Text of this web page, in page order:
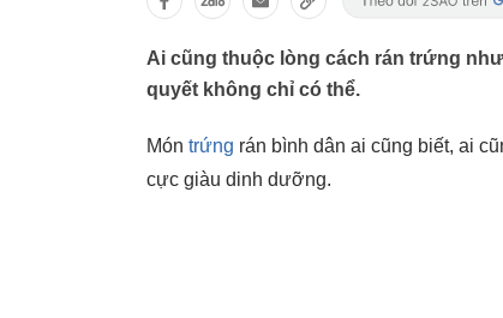
Ai cũng thuộc lòng cách rán trứng
quyết không chỉ có thể.
Món trứng rán bình dân ai cũng biết, ai
cực giàu dinh dưỡng.